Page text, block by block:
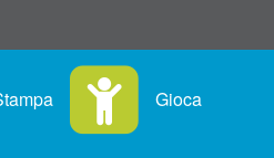
Gioca